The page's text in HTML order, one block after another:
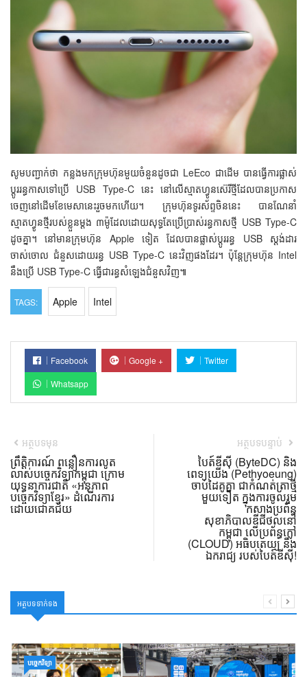
សូមបញ្ជាក់ថា កន្លងមកក្រុមហ៊ុនមួយចំនួនដូចជា LeEco ជាដើម បានធ្វើការផ្លាស់
ប្ដូររន្ធកាសទៅប្រើ USB Type-C នេះ នៅលើស្មាតហ្វូនស៊េរីថ្មីដែលបានប្រកាស
ចេញនៅដើមខែមេសានេះរួចមកហើយ។ ក្រុមហ៊ុនទូរស័ព្ទចិននេះ បានណែនាំ
ស្មាតហ្វូនថ្មីរបស់ខ្លួនម្ដង ៣ម៉ូដែលដោយសុទ្ធតែប្រើប្រាស់រន្ធកាសថ្មី USB Type-C
ដូចគ្នា។ នៅមានក្រុមហ៊ុន Apple ទៀត ដែលបានផ្លាស់ប្ដូររន្ធ USB ស្តង់ដារ
ចាស់ចោល ជំនួសដោយរន្ធ USB Type-C នេះវិញផងដែរ។ ប៉ុន្តែក្រុមហ៊ុន Intel
នឹងប្រើ USB Type-C ធ្វើជារន្ធសំឡេងជំនួសវិញ៕
TAGS: Apple Intel
Facebook Google +
Twitter
Whatsapp
អត្ថបទមុន
ព្រឹត្តិការណ៍ ពន្លឿនការលូត
លាស់បច្ចេកវិទ្យាកម្ពុជា ក្រោម
យុទ្ធនាការជាតិ «អនុភាព
បច្ចេកវិទ្យាខ្មែរ» ដំណើរការ
ដោយជោគជ័យ
អត្ថបទបន្ទាប់
បៃត៍ឌីស៊ី (ByteDC) និង
ពេទ្យយើង (Pethyoeung)
ចាប់ដៃគូគ្នា ជាកំណត់ត្រាថ្មី
មួយទៀត ក្នុងការចូលរួម
កសាងប្រព័ន្ធ
សុខាភិបាលឌីជីថល​នៅ
កម្ពុជា លើប្រព័ន្ធក្លៅ
(CLOUD) អធិបតេយ្យ និង
ឯករាជ្យ របស់បៃត៍ឌីស៊ី!
អត្ថបទទាក់ទង
បច្ចេកវិទ្យា